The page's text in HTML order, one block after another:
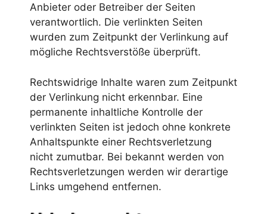
Anbieter oder Betreiber der Seiten
verantwortlich. Die verlinkten Seiten
wurden zum Zeitpunkt der Verlinkung auf
mögliche Rechtsverstöße überprüft.
Rechtswidrige Inhalte waren zum Zeitpunkt
der Verlinkung nicht erkennbar. Eine
permanente inhaltliche Kontrolle der
verlinkten Seiten ist jedoch ohne konkrete
Anhaltspunkte einer Rechtsverletzung
nicht zumutbar. Bei bekannt werden von
Rechtsverletzungen werden wir derartige
Links umgehend entfernen.